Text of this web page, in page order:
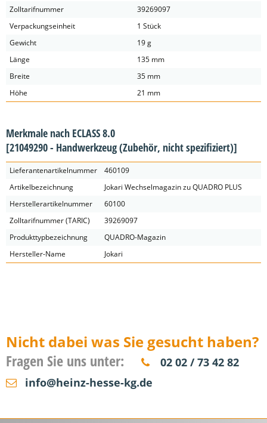
Zolltarifnummer
39269097
Verpackungseinheit
1 Stück
Gewicht
19 g
Länge
135 mm
Breite
35 mm
Höhe
21 mm
Merkmale nach ECLASS 8.0
[21049290 - Handwerkzeug (Zubehör, nicht spezifiziert)]
Lieferantenartikelnummer
460109
Artikelbezeichnung
Jokari Wechselmagazin zu QUADRO PLUS
Herstellerartikelnummer
60100
Zolltarifnummer (TARIC)
39269097
Produkttypbezeichnung
QUADRO-Magazin
Hersteller-Name
Jokari
Nicht dabei was Sie gesucht haben?
Fragen Sie uns unter:
02 02 / 73 42 82
info@heinz-hesse-kg.de